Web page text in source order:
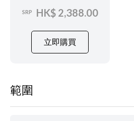
SRP HK$ 2,388.00
立即購買
範圍